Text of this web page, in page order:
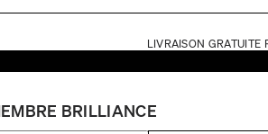
LIVRAISON GRATUITE
BRILLIANCE